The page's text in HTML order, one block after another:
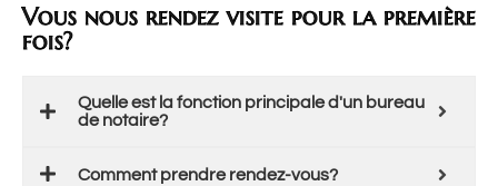
Vous nous rendez visite pour la première
fois?
Quelle est la fonction principale d'un bureau
de notaire?
Comment prendre rendez-vous?